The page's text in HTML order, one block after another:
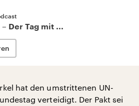
Der Tag mit ...
hat den umstrittenen UN-
verteidigt. Der Pakt sei